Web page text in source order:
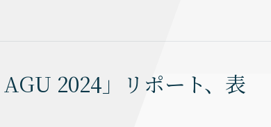
2024」リポート、表